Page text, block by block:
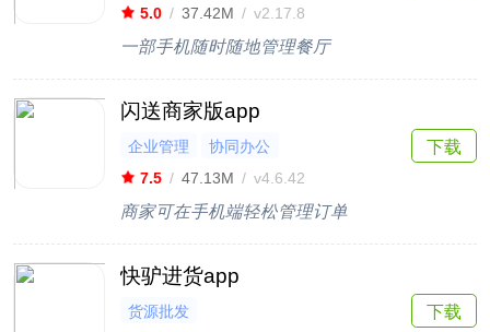
5.0 / 37.42M / v2.17.8
一部手机随时随地管理餐厅
闪送商家版app
企业管理
协同办公
7.5 / 47.13M / v4.6.42
商家可在手机端轻松管理订单
下载
快驴进货app
货源批发 下载